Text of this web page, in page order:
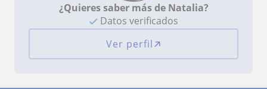
¿Quieres saber más de Natalia?
Datos verificados
Ver perfil